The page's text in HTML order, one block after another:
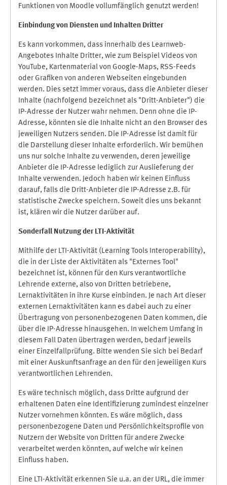
Funktionen von Moodle vollumfänglich genutzt werden!
Einbindung von Diensten und Inhalten Dritter
Es kann vorkommen, dass innerhalb des Learnweb-
Angebotes Inhalte Dritter, wie zum Beispiel Videos von
YouTube, Kartenmaterial von Google-Maps, RSS-Feeds
oder Grafiken von anderen Webseiten eingebunden
werden. Dies setzt immer voraus, dass die Anbieter dieser
Inhalte (nachfolgend bezeichnet als "Dritt-Anbieter") die
IP-Adresse der Nutzer wahr nehmen. Denn ohne die IP-
Adresse, könnten sie die Inhalte nicht an den Browser des
jeweiligen Nutzers senden. Die IP-Adresse ist damit für
die Darstellung dieser Inhalte erforderlich. Wir bemühen
uns nur solche Inhalte zu verwenden, deren jeweilige
Anbieter die IP-Adresse lediglich zur Auslieferung der
Inhalte verwenden. Jedoch haben wir keinen Einfluss
darauf, falls die Dritt-Anbieter die IP-Adresse z.B. für
statistische Zwecke speichern. Soweit dies uns bekannt
ist, klären wir die Nutzer darüber auf.
Sonderfall Nutzung der LTI-Aktivität
Mithilfe der LTI-Aktivität (Learning Tools Interoperability),
die in der Liste der Aktivitäten als "Externes Tool"
bezeichnet ist, können für den Kurs verantwortliche
Lehrende externe, also von Dritten betriebene,
Lernaktivitäten in ihre Kurse einbinden. Je nach Art dieser
externen Lernaktivitäten kann es dabei auch zu einer
Übertragung von personenbezogenen Daten kommen, die
über die IP-Adresse hinausgehen. In welchem Umfang in
diesem Fall Daten übertragen werden, bedarf jeweils
einer Einzelfallprüfung. Bitte wenden Sie sich bei Bedarf
mit einer Auskunftsanfrage an den für den jeweiligen Kurs
verantwortlichen Lehrenden.
Es wäre technisch möglich, dass Dritte aufgrund der
erhaltenen Daten eine Identifizierung zumindest einzelner
Nutzer vornehmen könnten. Es wäre möglich, dass
personenbezogene Daten und Persönlichkeitsprofile von
Nutzern der Website von Dritten für andere Zwecke
verarbeitet werden könnten, auf welche wir keinen
Einfluss haben.
Eine LTI-Aktivität erkennen Sie u.a. an der URL, die immer